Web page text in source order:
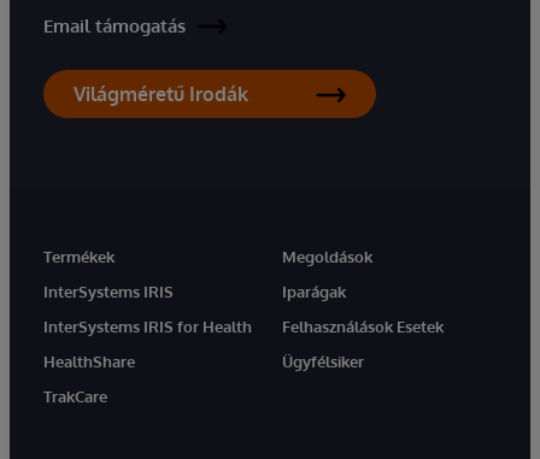
Email támogatás
Világméretű Irodák
Termékek
InterSystems IRIS
InterSystems IRIS for Health
HealthShare
TrakCare
Megoldások
Iparágak
Felhasználások Esetek
Ügyfélsiker